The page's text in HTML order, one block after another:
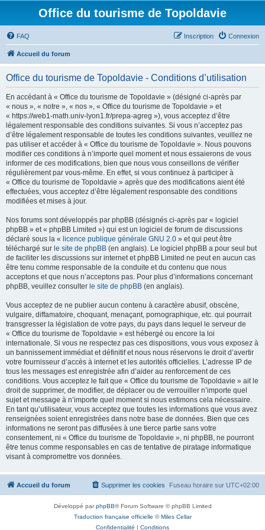
Office du tourisme de Topoldavie
FAQ Connexion
Inscription
Accueil du forum
Office du tourisme de Topoldavie - Conditions d’utilisation
En accédant à « Office du tourisme de Topoldavie » (désigné ci-après par
« nous », « notre », « nos », « Office du tourisme de Topoldavie » et
« https://web1-math.univ-lyon1.fr/prepa-agreg »), vous acceptez d’être
légalement responsable des conditions suivantes. Si vous n’acceptez pas
d’être légalement responsable de toutes les conditions suivantes, veuillez ne
pas utiliser et accéder à « Office du tourisme de Topoldavie ». Nous pouvons
modifier ces conditions à n’importe quel moment et nous essaierons de vous
informer de ces modifications, bien que nous vous conseillons de vérifier
régulièrement par vous-même. En effet, si vous continuez à participer à
« Office du tourisme de Topoldavie » après que des modifications aient été
effectuées, vous acceptez d’être légalement responsable des conditions
modifiées et mises à jour.
Nos forums sont développés par phpBB (désignés ci-après par « logiciel
phpBB » et « phpBB Limited ») qui est un logiciel de forum de discussions
déclaré sous la « licence publique générale GNU 2.0 » et qui peut être
téléchargé sur le site de phpBB (en anglais). Le logiciel phpBB a pour seul but
de faciliter les discussions sur internet et phpBB Limited ne peut en aucun cas
être tenu comme responsable de la conduite et du contenu que nous
acceptons et que nous n’acceptons pas. Pour plus d’informations concernant
phpBB, veuillez consulter le site de phpBB (en anglais).
Vous acceptez de ne publier aucun contenu à caractère abusif, obscène,
vulgaire, diffamatoire, choquant, menaçant, pornographique, etc. qui pourrait
transgresser la législation de votre pays, du pays dans lequel le serveur de
« Office du tourisme de Topoldavie » est hébergé ou encore la loi
internationale. Si vous ne respectez pas ces dispositions, vous vous exposez à
un bannissement immédiat et définitif et nous nous réservons le droit d’avertir
votre fournisseur d’accès à internet et les autorités officielles. L’adresse IP de
tous les messages est enregistrée afin d’aider au renforcement de ces
conditions. Vous acceptez le fait que « Office du tourisme de Topoldavie » ait le
droit de supprimer, de modifier, de déplacer ou de verrouiller n’importe quel
sujet et message à n’importe quel moment si nous estimons cela nécessaire.
En tant qu’utilisateur, vous acceptez que toutes les informations que vous avez
renseignées soient enregistrées dans notre base de données. Bien que ces
informations ne seront pas diffusées à une tierce partie sans votre
consentement, ni « Office du tourisme de Topoldavie », ni phpBB, ne pourront
être tenus comme responsables en cas de tentative de piratage informatique
visant à compromettre vos données.
Accueil du forum Fuseau horaire sur UTC+02:00
Supprimer les cookies
Développé parphpBB® Forum Software © phpBB Limited
Traduction française officielle ©Miles Cellar
Confidentialité | Conditions